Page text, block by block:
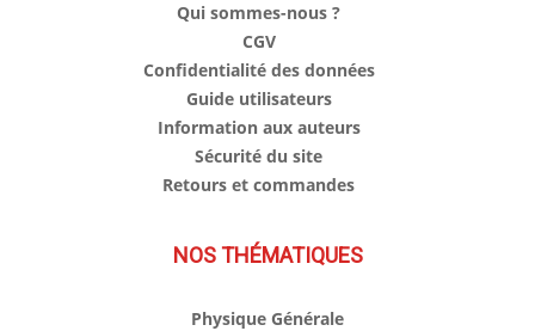
Qui sommes-nous ?
CGV
Confidentialité des données
Guide utilisateurs
Information aux auteurs
Sécurité du site
Retours et commandes
NOS THÉMATIQUES
Physique Générale